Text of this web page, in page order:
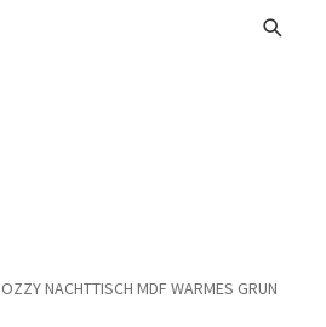
OZZY NACHTTISCH MDF WARMES GRUN